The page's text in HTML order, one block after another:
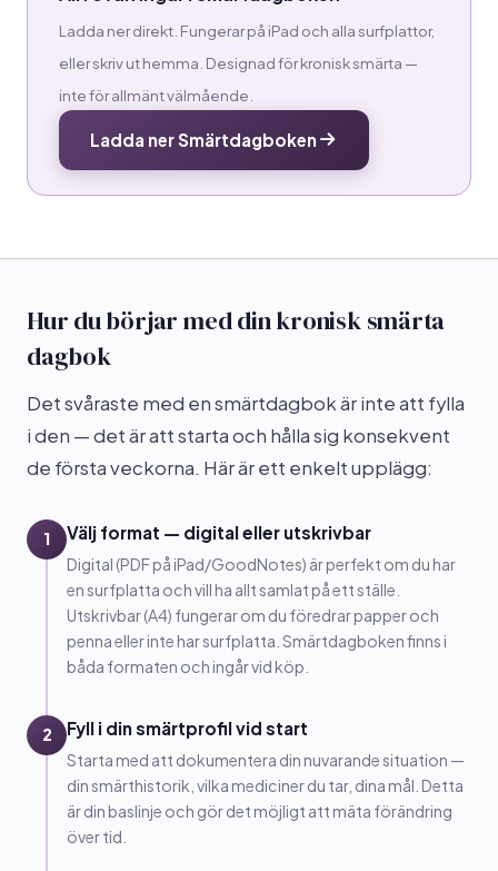
Ladda ner direkt. Fungerar på iPad och alla surfplattor,
eller skriv ut hemma. Designad för kronisk smärta —
inte för allmänt välmående.
Ladda ner Smärtdagboken
Hur du börjar med din kronisk smärta
dagbok
Det svåraste med en smärtdagbok är inte att fylla
i den — det är att starta och hålla sig konsekvent
de första veckorna. Här är ett enkelt upplägg:
1 Välj format — digital eller utskrivbar
Digital (PDF på iPad/GoodNotes) är perfekt om du har
en surfplatta och vill ha allt samlat på ett ställe.
Utskrivbar (A4) fungerar om du föredrar papper och
penna eller inte har surfplatta. Smärtdagboken finns i
båda formaten och ingår vid köp.
2 Fyll i din smärtprofil vid start
Starta med att dokumentera din nuvarande situation —
din smärthistorik, vilka mediciner du tar, dina mål. Detta
är din baslinje och gör det möjligt att mäta förändring
över tid.